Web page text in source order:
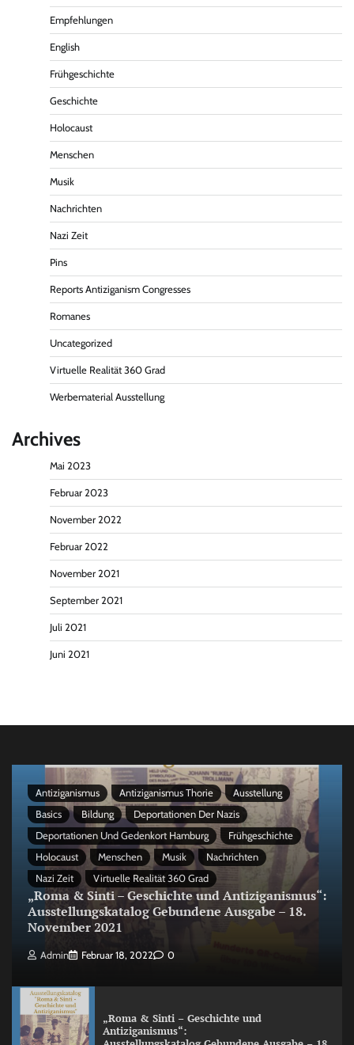
Empfehlungen
English
Frühgeschichte
Geschichte
Holocaust
Menschen
Musik
Nachrichten
Nazi Zeit
Pins
Reports Antiziganism Congresses
Romanes
Uncategorized
Virtuelle Realität 360 Grad
Werbematerial Ausstellung
Archives
Mai 2023
Februar 2023
November 2022
Februar 2022
November 2021
September 2021
Juli 2021
Juni 2021
Antiziganismus Antiziganismus Thorie
Ausstellung
Basics
Bildung
Deportationen Der Nazis
Deportationen Und Gedenkort Hamburg
Frühgeschichte
Holocaust
Menschen Musik
Nachrichten
Nazi Zeit
Virtuelle Realität 360 Grad
„Roma & Sinti – Geschichte und Antiziganismus“:
Ausstellungskatalog Gebundene Ausgabe – 18.
November 2021
Admin Februar 18, 2022 0
„Roma & Sinti – Geschichte und
Antiziganismus“: